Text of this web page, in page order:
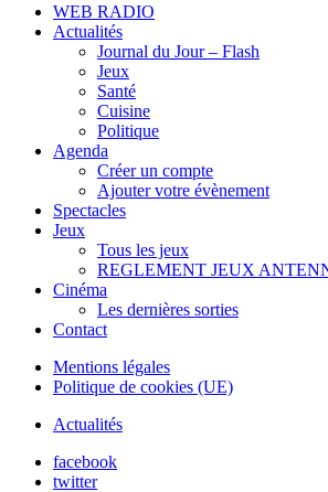
WEB RADIO
Actualités
Journal du Jour – Flash
Jeux
Santé
Cuisine
Politique
Agenda
Créer un compte
Ajouter votre évènement
Spectacles
Jeux
Tous les jeux
REGLEMENT JEUX
Cinéma
Les dernières sorties
Contact
Mentions légales
Politique de cookies (UE)
Actualités
facebook
twitter